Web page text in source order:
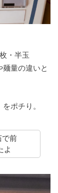
・半玉
量の違いと
ポチり。
で前
よ